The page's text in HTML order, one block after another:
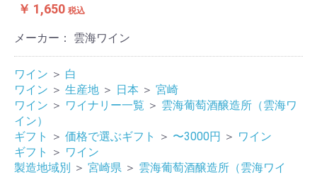
￥ 1,650税込
メーカー： 雲海ワイン
ワイン ＞ 白
ワイン ＞ 生産地 ＞ 日本 ＞ 宮崎
ワイン ＞ ワイナリー一覧 ＞ 雲海葡萄酒醸造所（雲海ワ
イン）
ギフト
＞ 価格で選ぶギフト ＞ 〜3000円 ＞ ワイン
ギフト
＞ ワイン
製造地域別 ＞ 宮崎県 ＞ 雲海葡萄酒醸造所（雲海ワイ